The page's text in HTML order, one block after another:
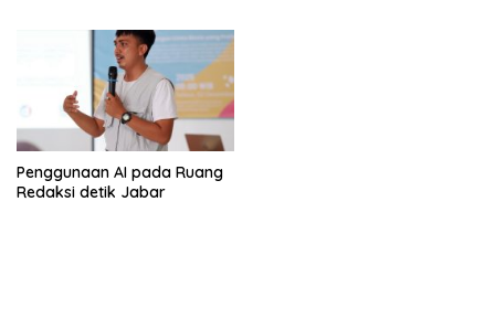
Penggunaan AI pada Ruang
Redaksi detik Jabar